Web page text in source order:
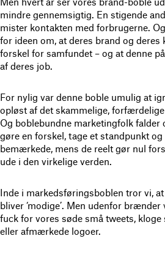
mindre gennemsigtig. En stigende
mister kontakten med forbrugerne.
for ideen om, at deres brand og
forskel for samfundet – og at denne
af deres job.
For nylig var denne boble umulig at
opløst af det skammelige,
Og boblebundne marketingfolk falder
gøre en forskel, tage et standpunkt
bemærkede, mens de reelt gør nul
ude i den virkelige verden.
Inde i markedsføringsboblen tror vi,
bliver ‘modige’. Men udenfor
fuck for vores søde små tweets,
eller afmærkede logoer.